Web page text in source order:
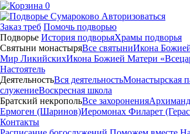
0
Авторизоваться
Заказ треб Помочь подворью
Подворье История подворьяХрамы подворья
Святыни монастыряВсе святыниИкона
Мир ЛикийскихИкона Божией Матери
Настоятель
ДеятельностьВся деятельностьМонастырская
служениеВоскресная школа
Братский некропольВсе захоронения
Ермоген (Шаринов)Иеромонах Филарет
Контакты